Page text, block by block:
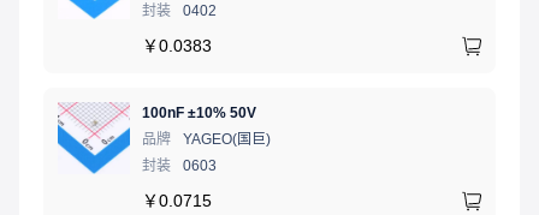
封装
0402
￥0.0383
100nF ±10% 50V
品牌
YAGEO(国巨)
封装
0603
￥0.0715